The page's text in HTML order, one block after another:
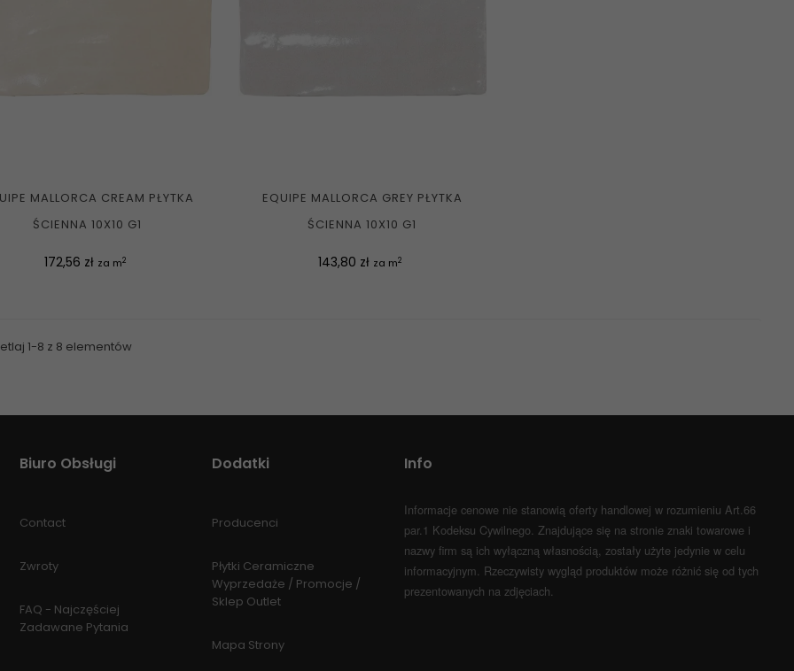
MALLORCA CREAM PŁYTKA
ŚCIENNA 10X10 G1
Cena
172,56 zł za m2
EQUIPE MALLORCA GREY PŁYTKA
ŚCIENNA 10X10 G1
Cena
143,80 zł za m2
1-8 z 8 elementów
Biuro Obsługi
Contact
Zwroty
FAQ - Najczęściej
Zadawane Pytania
Dodatki
Producenci
Płytki Ceramiczne
Wyprzedaże / Promocje /
Sklep Outlet
Mapa Strony
Info
Informacje cenowe nie stanowią oferty handlowej w rozumieniu Art.66
par.1 Kodeksu Cywilnego. Znajdujące się na stronie znaki towarowe i
nazwy firm są ich wyłączną własnością, zostały użyte jedynie w celu
informacyjnym. Rzeczywisty wygląd produktów może różnić się od tych
prezentowanych na zdjęciach.